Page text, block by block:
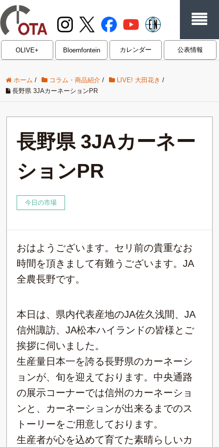
OLIVE+ Bloemfontein カレンダー 公表情報
ホーム / コラム・商品紹介 / LIVE! 大田花き /
長野県 3JAカーネーションPR
長野県 3JAカーネー
ションPR
今日の市場
おはようございます。セリ前の貴重なお
時間を頂きまして有難うございます。JA
全農長野です。
本日は、県内代表産地のJA佐久浅間、JA
信州諏訪、JA松本ハイランドの皆様とご
挨拶に伺いました。
生産量日本一を誇る長野県のカーネーシ
ョンが、旬を迎えております。中央通路
の展示コーナーでは信州のカーネーショ
ンと、カーネーションが出来るまでのス
トーリーをご用意しております。
生産者が心を込めて育てた素晴らしいカ